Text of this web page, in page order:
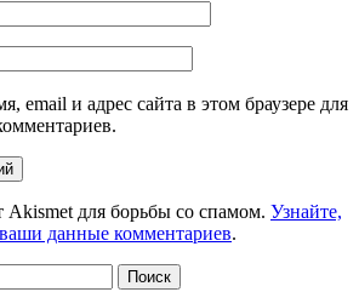
email и адрес сайта в этом браузере для
Akismet для борьбы со спамом. Узнайте,
данные комментариев.